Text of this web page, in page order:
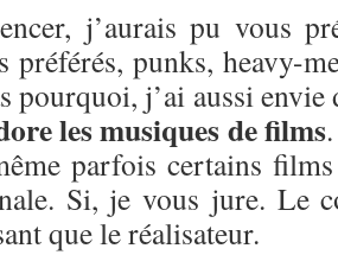
j’aurais pu vous
préférés, punks, heavy-
pourquoi, j’ai aussi
les musiques de films
parfois certains
Si, je vous jure. Le
que le réalisateur.